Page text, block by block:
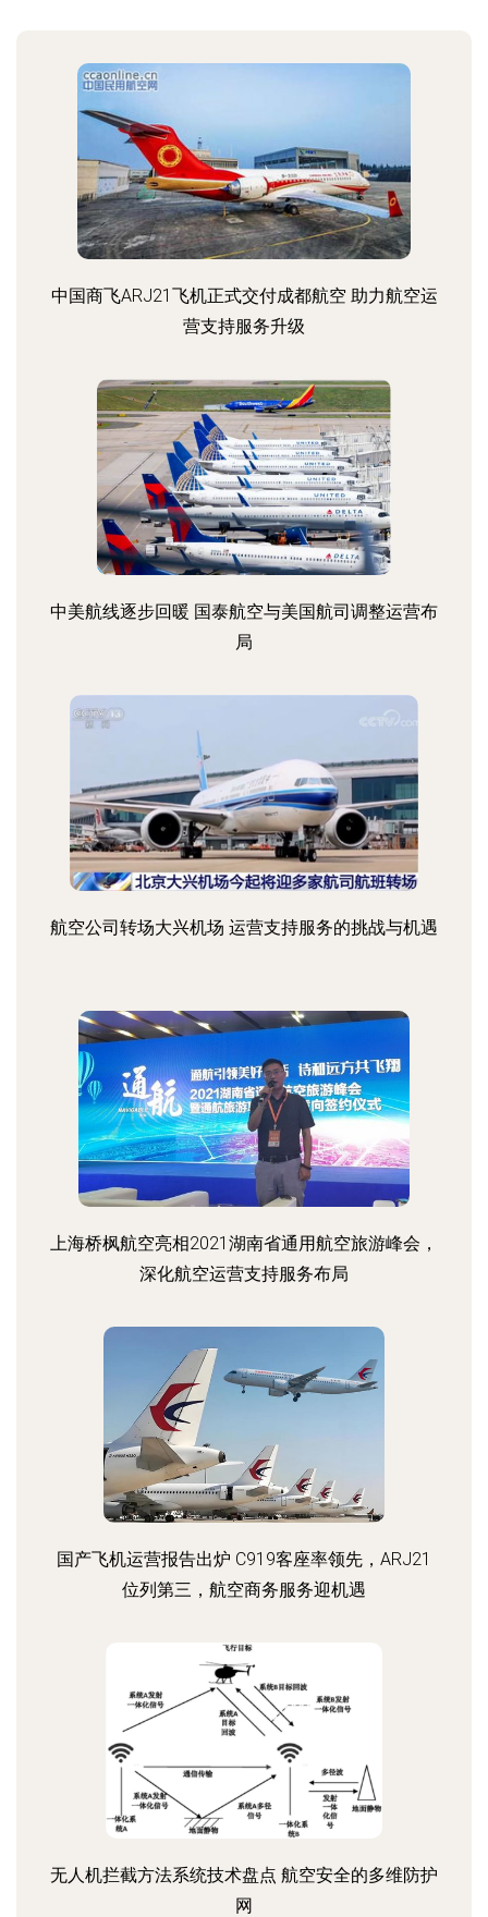
中国商飞ARJ21飞机正式交付成都航空 助力航空运
营支持服务升级
中美航线逐步回暖 国泰航空与美国航司调整运营布
局
航空公司转场大兴机场 运营支持服务的挑战与机遇
上海桥枫航空亮相2021湖南省通用航空旅游峰会，
深化航空运营支持服务布局
国产飞机运营报告出炉 C919客座率领先，ARJ21
位列第三，航空商务服务迎机遇
无人机拦截方法系统技术盘点 航空安全的多维防护
网